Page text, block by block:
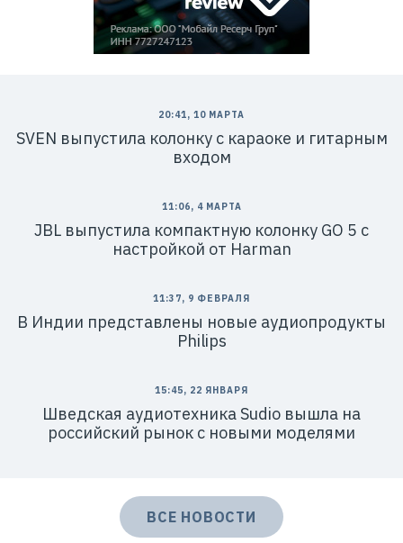
20:41, 10 МАРТА
SVEN выпустила колонку с караоке и гитарным
входом
11:06, 4 МАРТА
JBL выпустила компактную колонку GO 5 с
настройкой от Harman
11:37, 9 ФЕВРАЛЯ
В Индии представлены новые аудиопродукты
Philips
15:45, 22 ЯНВАРЯ
Шведская аудиотехника Sudio вышла на
российский рынок с новыми моделями
ВСЕ НОВОСТИ